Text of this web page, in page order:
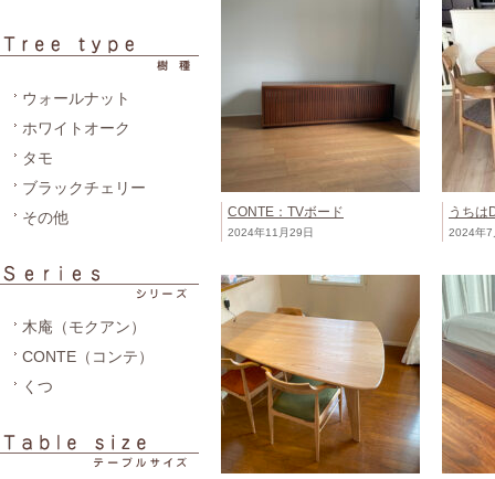
ウォールナット
ホワイトオーク
タモ
ブラックチェリー
その他
木庵（モクアン）
CONTE（コンテ）
くつ
CONTE：TVボード
2024年11月29日
うちは
2024年7